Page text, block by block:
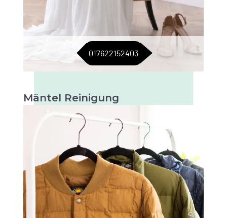
017622152403
Mäntel Reinigung
Professionelle Reinigung für Ihre Mäntel, um
sie frisch und makellos zu halten. Ideal für alle
Jahreszeiten.